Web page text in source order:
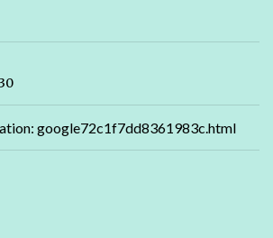
google72c1f7dd8361983c.html